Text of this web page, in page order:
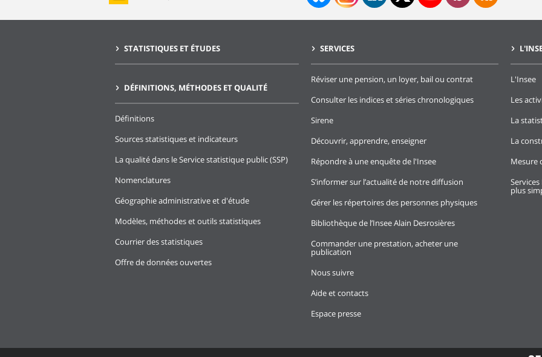
STATISTIQUES ET ÉTUDES
DÉFINITIONS, MÉTHODES ET QUALITÉ
Définitions
Sources statistiques et indicateurs
La qualité dans le Service statistique public (SSP)
Nomenclatures
Géographie administrative et d'étude
Modèles, méthodes et outils statistiques
Courrier des statistiques
Offre de données ouvertes
SERVICES
Réviser une pension, un loyer, bail ou contrat
Consulter les indices et séries chronologiques
Sirene
Découvrir, apprendre, enseigner
Répondre à une enquête de l'Insee
S’informer sur l’actualité de notre diffusion
Gérer les répertoires des personnes physiques
Bibliothèque de l’Insee Alain Desrosières
Commander une prestation, acheter une
publication
Nous suivre
Aide et contacts
Espace presse
L'Insee
Les
La
La
Mesure
plus